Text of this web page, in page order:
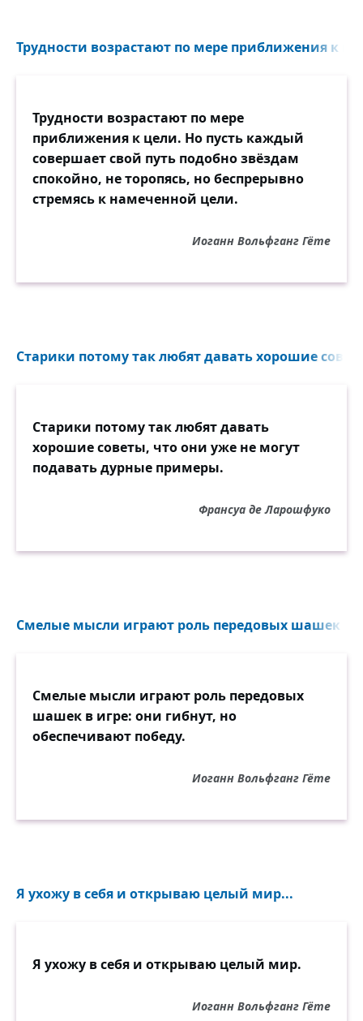
Трудности возрастают по мере приближения к
Трудности возрастают по мере
приближения к цели. Но пусть каждый
совершает свой путь подобно звёздам
спокойно, не торопясь, но беспрерывно
стремясь к намеченной цели.
Иоганн Вольфганг Гёте
Старики потому так любят давать хорошие
Старики потому так любят давать
хорошие советы, что они уже не могут
подавать дурные примеры.
Франсуа де Ларошфуко
Смелые мысли играют роль передовых шашек в
Смелые мысли играют роль передовых
шашек в игре: они гибнут, но
обеспечивают победу.
Иоганн Вольфганг Гёте
Я ухожу в себя и открываю целый мир...
Я ухожу в себя и открываю целый мир.
Иоганн Вольфганг Гёте